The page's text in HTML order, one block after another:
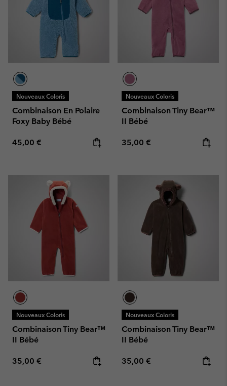
Nouveaux Coloris
Combinaison En Polaire
Foxy Baby Bébé
Regular price:
45,00 €
Nouveaux Coloris
Combinaison Tiny Bear™
II Bébé
Regular price:
35,00 €
Nouveaux Coloris
Combinaison Tiny Bear™
II Bébé
Regular price:
35,00 €
Nouveaux Coloris
Combinaison Tiny Bear™
II Bébé
Regular price:
35,00 €